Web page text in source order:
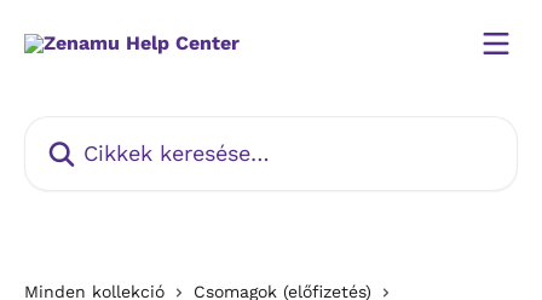
Minden kollekció
Csomagok (előfizetés)